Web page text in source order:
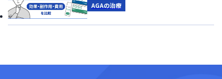
AGAの治療